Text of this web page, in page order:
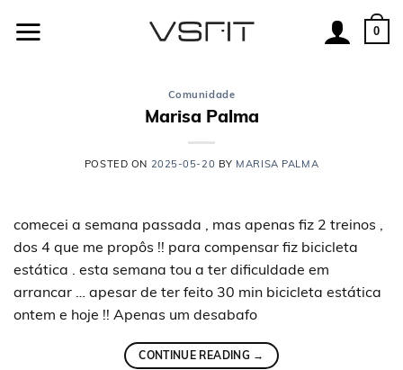
0
Comunidade
Marisa Palma
POSTED ON 2025-05-20 BY MARISA PALMA
comecei a semana passada , mas apenas fiz 2 treinos ,
dos 4 que me propôs !! para compensar fiz bicicleta
estática . esta semana tou a ter dificuldade em
arrancar … apesar de ter feito 30 min bicicleta estática
ontem e hoje !! Apenas um desabafo
CONTINUE READING →